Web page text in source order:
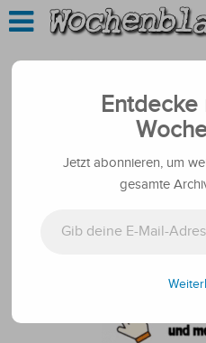
Entdecke
Jetzt abonnieren, um
gesamte